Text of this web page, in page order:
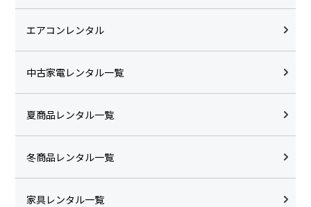
エアコンレンタル
中古家電レンタル一覧
夏商品レンタル一覧
冬商品レンタル一覧
家具レンタル一覧